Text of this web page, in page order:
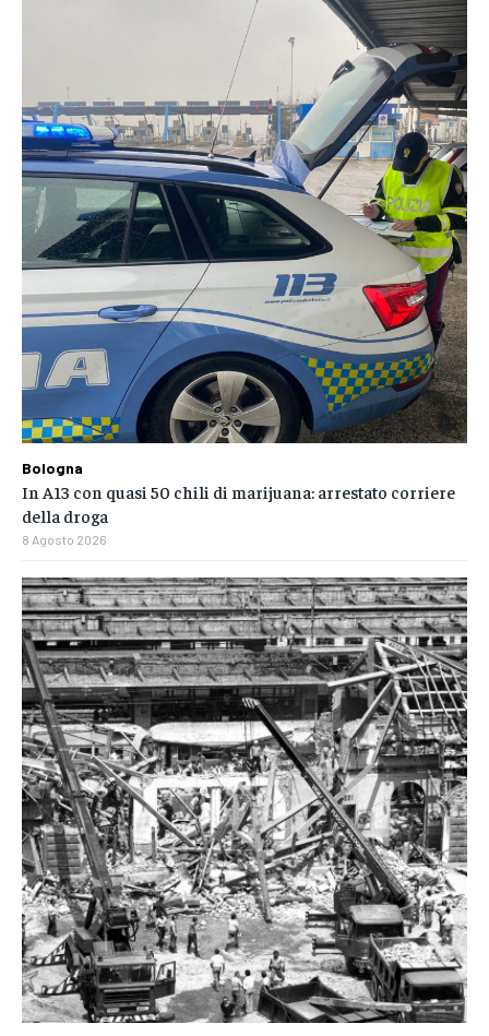
Bologna
In A13 con quasi 50 chili di marijuana: arrestato corriere
della droga
8 Agosto 2026